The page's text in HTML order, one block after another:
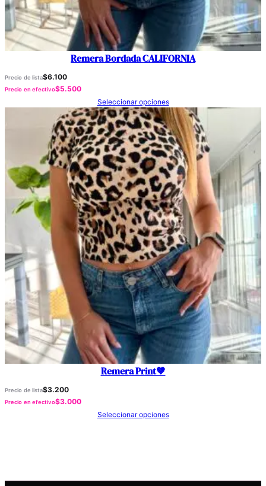
Remera Bordada CALIFORNIA
Precio de lista$6.100
Precio en efectivo$5.500
Seleccionar opciones
Remera Print🤎
Precio de lista$3.200
Precio en efectivo$3.000
Seleccionar opciones